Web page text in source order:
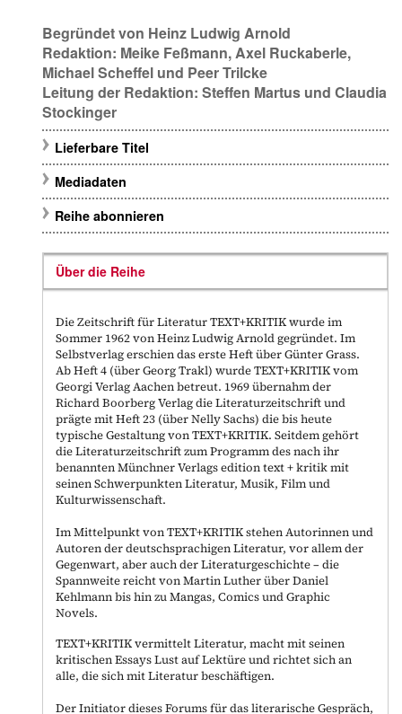
Begründet von Heinz Ludwig Arnold
Redaktion: Meike Feßmann,Axel Ruckaberle,
Michael Scheffel und Peer Trilcke
Leitung der Redaktion: Steffen Martus und Claudia
Stockinger
Lieferbare Titel
Mediadaten
Reihe abonnieren
Über die Reihe
Die Zeitschrift für Literatur TEXT+KRITIK wurde im
Sommer 1962 von Heinz Ludwig Arnold gegründet. Im
Selbstverlag erschien das erste Heft über Günter Grass.
Ab Heft 4 (über Georg Trakl) wurde TEXT+KRITIK vom
Georgi Verlag Aachen betreut. 1969 übernahm der
Richard Boorberg Verlag die Literaturzeitschrift und
prägte mit Heft 23 (über Nelly Sachs) die bis heute
typische Gestaltung von TEXT+KRITIK. Seitdem gehört
die Literaturzeitschrift zum Programm des nach ihr
benannten Münchner Verlags edition text + kritik mit
seinen Schwerpunkten Literatur, Musik, Film und
Kulturwissenschaft.
Im Mittelpunkt von TEXT+KRITIK stehen Autorinnen und
Autoren der deutschsprachigen Literatur, vor allem der
Gegenwart, aber auch der Literaturgeschichte – die
Spannweite reicht von Martin Luther über Daniel
Kehlmann bis hin zu Mangas, Comics und Graphic
Novels.
TEXT+KRITIK vermittelt Literatur, macht mit seinen
kritischen Essays Lust auf Lektüre und richtet sich an
alle, die sich mit Literatur beschäftigen.
Der Initiator dieses Forums für das literarische Gespräch,